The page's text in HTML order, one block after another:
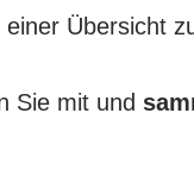
Übersicht
Sie mit und